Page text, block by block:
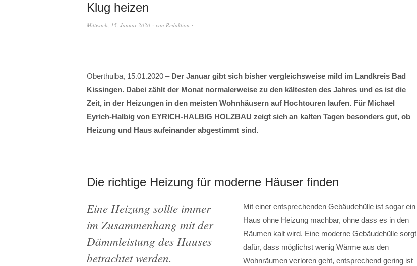
Klug heizen
Mittwoch, 15. Januar 2020 von Redaktion
Oberthulba, 15.01.2020 – Der Januar gibt sich bisher vergleichsweise mild im Landkreis Bad
Kissingen. Dabei zählt der Monat normalerweise zu den kältesten des Jahres und es ist die
Zeit, in der Heizungen in den meisten Wohnhäusern auf Hochtouren laufen. Für Michael
Eyrich-Halbig von EYRICH-HALBIG HOLZBAU zeigt sich an kalten Tagen besonders gut, ob
Heizung und Haus aufeinander abgestimmt sind.
Die richtige Heizung für moderne Häuser finden
Eine Heizung sollte immer
im Zusammenhang mit der
Dämmleistung des Hauses
betrachtet werden.
Mit einer entsprechenden Gebäudehülle ist sogar ein
Haus ohne Heizung machbar, ohne dass es in den
Räumen kalt wird. Eine moderne Gebäudehülle sorgt
dafür, dass möglichst wenig Wärme aus den
Wohnräumen verloren geht, entsprechend gering ist